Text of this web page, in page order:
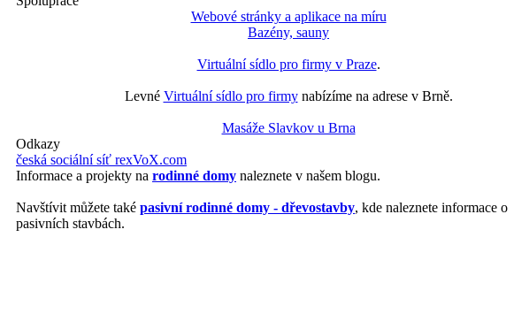
Webové stránky a aplikace na míru
Bazény, sauny
Virtuální sídlo pro firmy v Praze.
Levné Virtuální sídlo pro firmynabízíme na adrese v Brně.
Masáže Slavkov u Brna
Odkazy
česká sociální síť rexVoX.com
Informace a projekty na rodinné domy naleznete v našem blogu.
Navštívit můžete také pasivní rodinné domy - dřevostavby, kde naleznete informace o
pasivních stavbách.